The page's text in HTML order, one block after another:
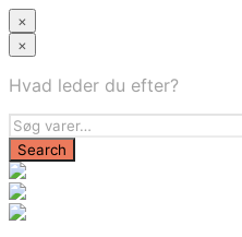
×
×
Hvad leder du efter?